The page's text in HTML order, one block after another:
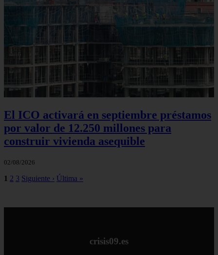
El ICO activará en septiembre préstamos
por valor de 12.250 millones para
construir vivienda asequible
02/08/2026
1 2 3 Siguiente › Última »
crisis09.es